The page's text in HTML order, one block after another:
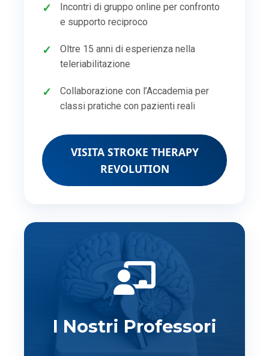
Incontri di gruppo online per confronto
e supporto reciproco
Oltre 15 anni di esperienza nella
teleriabilitazione
Collaborazione con l’Accademia per
classi pratiche con pazienti reali
VISITA STROKE THERAPY
REVOLUTION
I Nostri Professori